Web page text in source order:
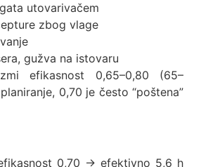
utovarivačem
zbog vlage
gužva na istovaru
efikasnost 0,65–0,80 (65–
0,70 je često “poštena”
0,70 → efektivno 5,6 h